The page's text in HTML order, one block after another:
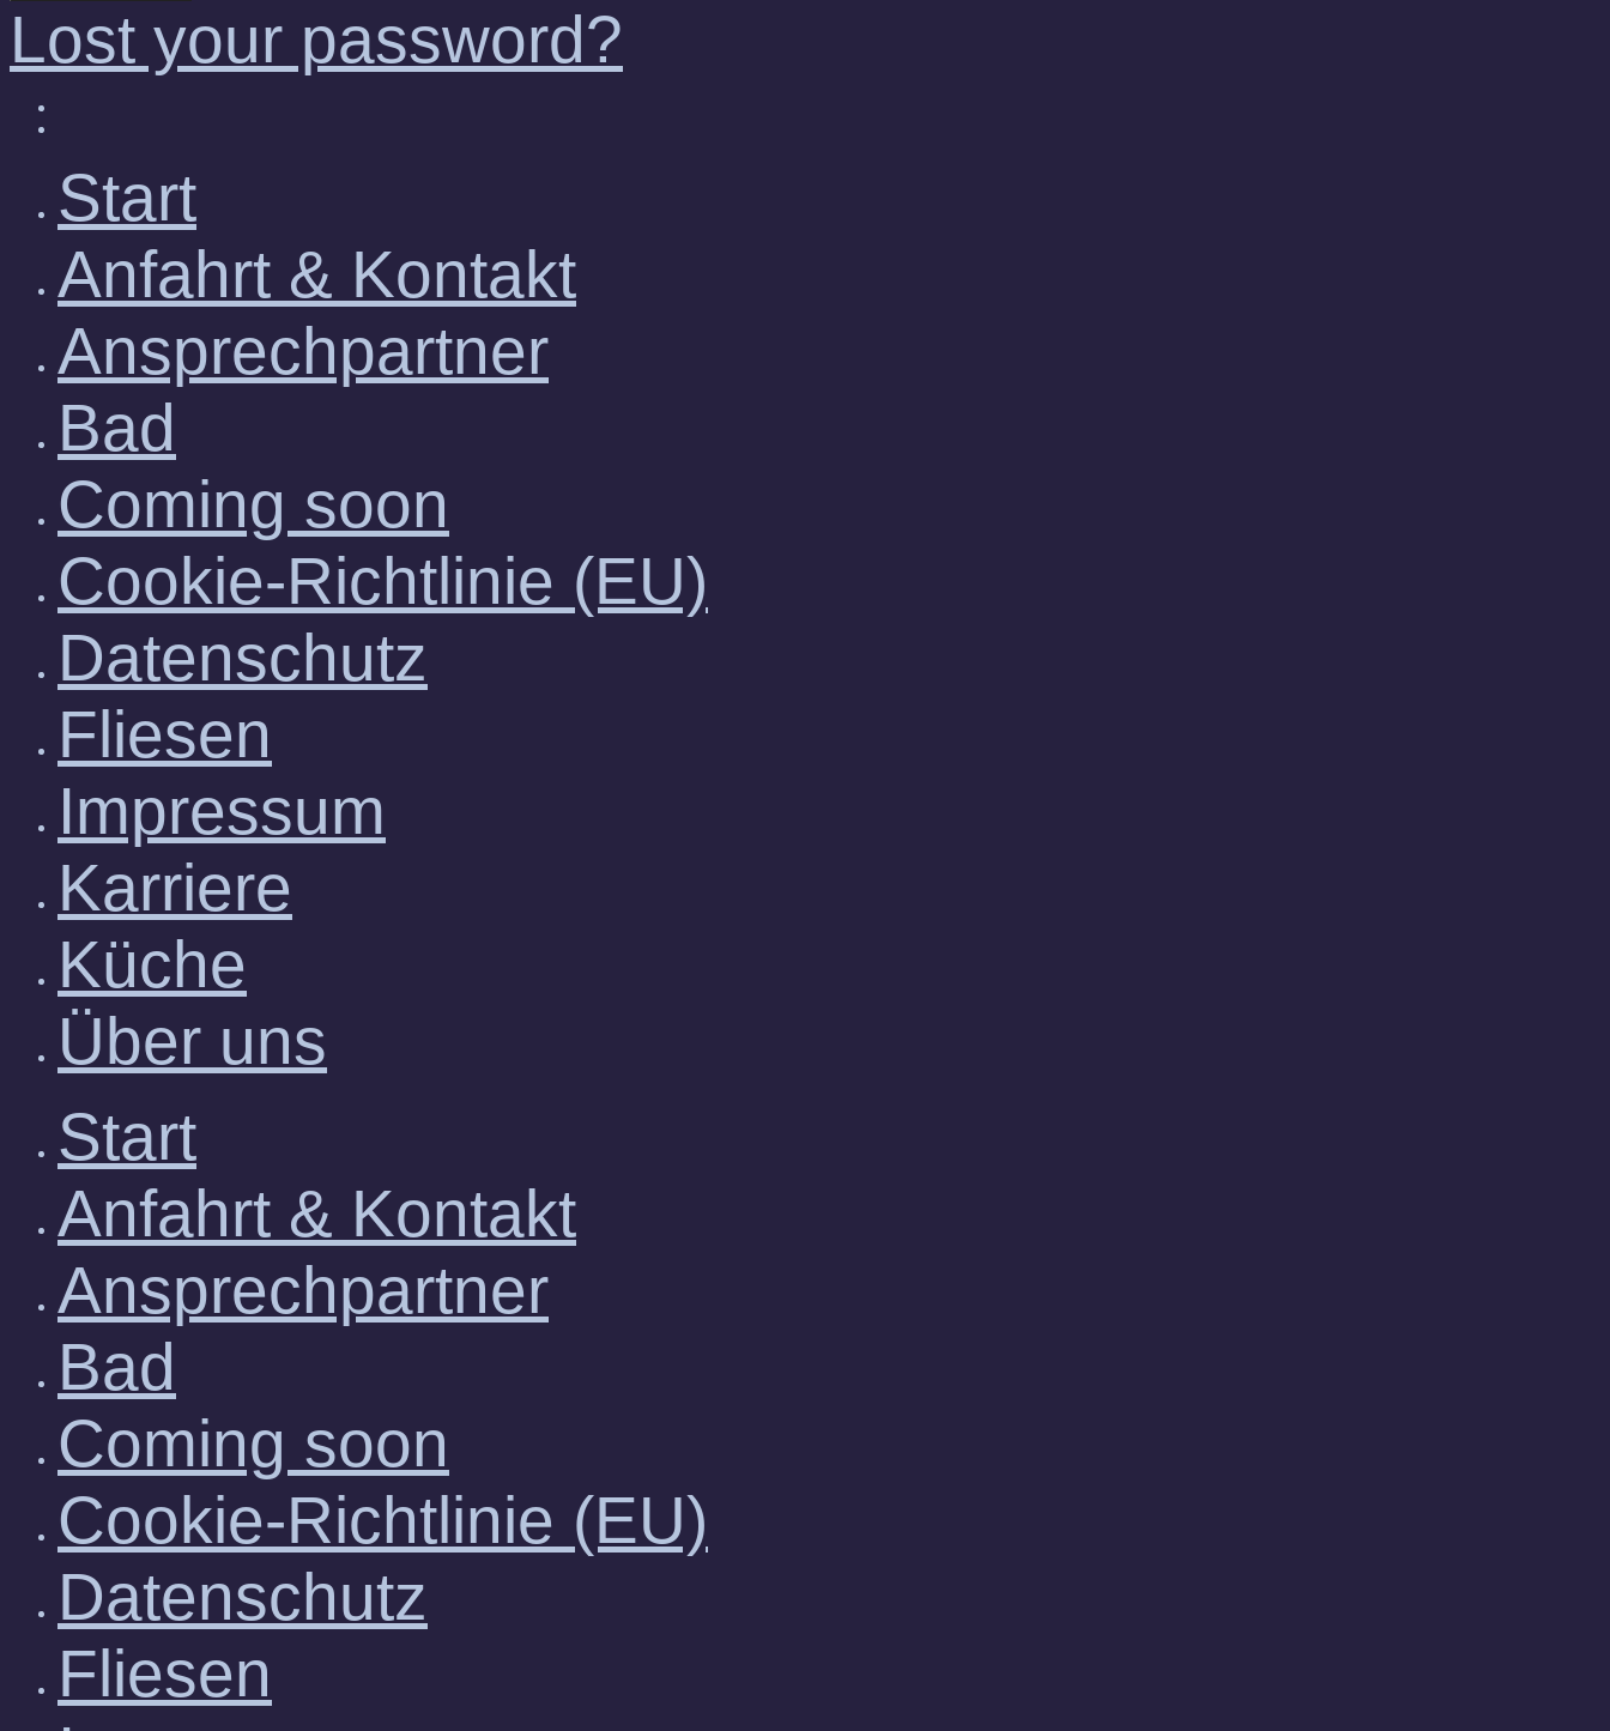
Lost your password?
Start
Anfahrt & Kontakt
Ansprechpartner
Bad
Coming soon
Cookie-Richtlinie (EU)
Datenschutz
Fliesen
Impressum
Karriere
Küche
Über uns
Start
Anfahrt & Kontakt
Ansprechpartner
Bad
Coming soon
Cookie-Richtlinie (EU)
Datenschutz
Fliesen